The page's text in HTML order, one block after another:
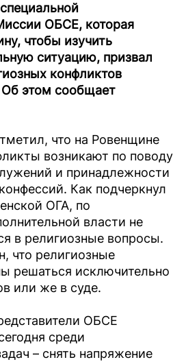
ОБСЕ, которая
чтобы изучить
ситуацию, призвал
конфликтов
этом сообщает
что на Ровенщине
возникают по поводу
и принадлежности
Как подчеркнул
ОГА, по
власти не
в религиозные вопросы.
что религиозные
решаться исключительно
или же в суде.
ОБСЕ
среди
– снять напряжение